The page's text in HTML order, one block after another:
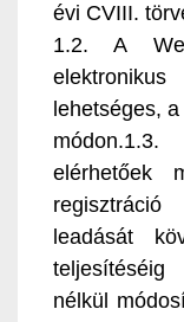
évi CVIII.
1.2. A
elektronikus
lehetséges,
elérhetőek
leadását
teljesítéséig
nélkül